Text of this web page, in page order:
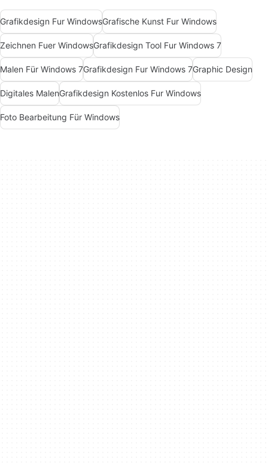
Grafikdesign Fur WindowsGrafische Kunst Fur Windows
Zeichnen Fuer WindowsGrafikdesign Tool Fur Windows 7
Malen Für Windows 7Grafikdesign Fur Windows 7Graphic Design
Digitales MalenGrafikdesign Kostenlos Fur Windows
Foto Bearbeitung Für Windows